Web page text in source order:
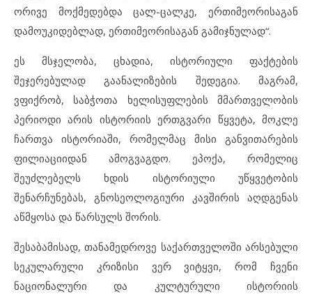
ორივე მოქმედებდა ცალ-ცალკე, ერთიმეორისაგან
დამოუკიდებლად, ერთიმეორისაგან გამიჯნულად“.
ეს მსჯელობა, ცხადია, ისტორიული ფაქტების
შეჯერებულად გაანალიზების შედეგია. მაგრამ,
ვფიქრობ, საბჭოთა ხელისუფლების მმართველობის
პერიოდი არის ისტორიის ერთგვარი წყვეტა, მოკლე
ჩართვა ისტორიაში, რომელმაც მისი განვითარების
ფილიაციიდან ამოგვაგდო. ეპოქა, რომელიც
შეუძლებელს ხდის ისტორიული უწყვეტობის
შენარჩუნებას, გნოსეოლოგიური კავშირის აღდგენას
აწმყოსა და წარსულს შორის.
შესაბამისად, თანამედროვე საქართველოში არსებული
სეკულარული კრიზისი ვერ ვიტყვი, რომ ჩვენი
ნაციონალური და კულტურული ისტორიის